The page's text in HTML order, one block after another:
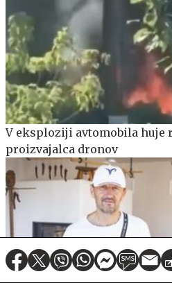
V eksploziji avtomobila huje
proizvajalca dronov